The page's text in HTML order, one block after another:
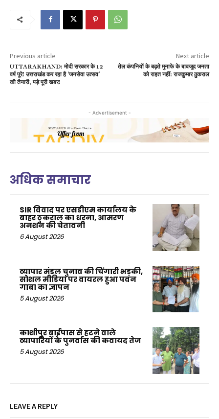
Previous article
UTTARAKHAND: मोदी सरकार के 12
वर्ष पूरे! उत्तराखंड कर रहा है ‘जनसेवा उत्सव’
की तैयारी, पड़े पूरी खबर!
Next article
तेल कंपनियों के बढ़ते मुनाफे के बावजूद जनता
को राहत नहीं: राजकुमार ठुकराल
- Advertisement -
अधिक समाचार
SIR विवाद पर एसडीएम कार्यालय के
बाहर ठुकराल का धरना, आमरण
अनशन की चेतावनी
6 August 2026
व्यापार मंडल चुनाव की चिंगारी भड़की,
सोशल मीडिया पर वायरल हुआ पवन
गाबा का ज्ञापन
5 August 2026
काशीपुर बाईपास से हटने वाले
व्यापारियों के पुनर्वास की कवायद तेज
5 August 2026
LEAVE A REPLY